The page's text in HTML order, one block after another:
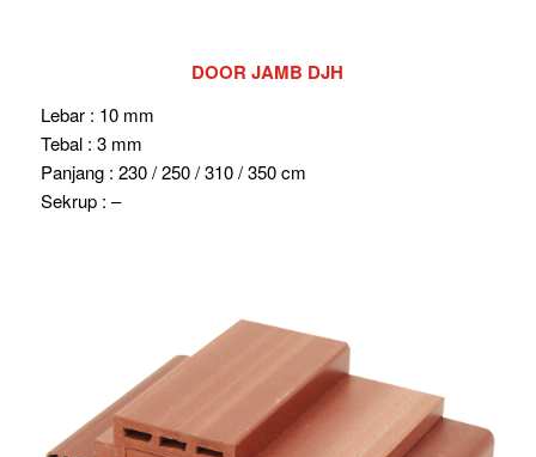
DOOR JAMB DJH
Lebar : 10 mm
Tebal : 3 mm
Panjang : 230 / 250 / 310 / 350 cm
Sekrup : –